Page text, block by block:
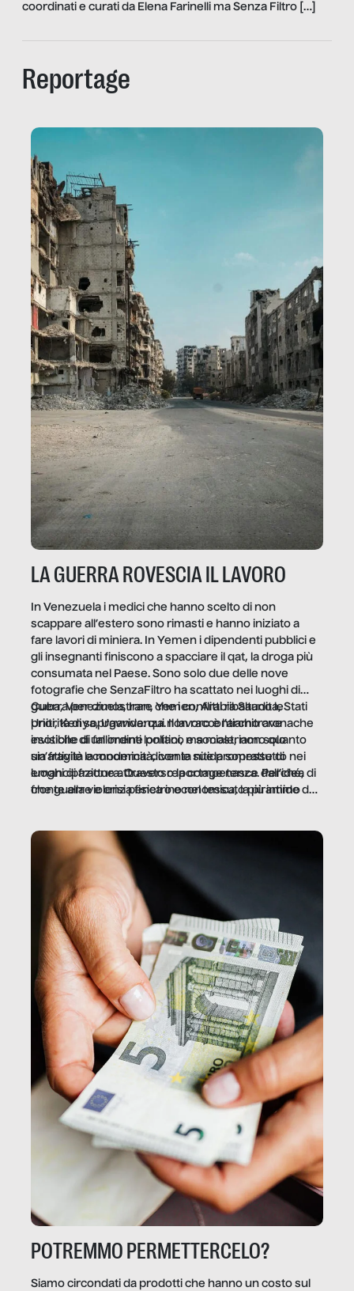
coordinati e curati da Elena Farinelli ma Senza Filtro […]
Reportage
LA GUERRA ROVESCIA IL LAVORO
In Venezuela i medici che hanno scelto di non
scappare all’estero sono rimasti e hanno iniziato a
fare lavori di miniera. In Yemen i dipendenti pubblici e
gli insegnanti finiscono a spacciare il qat, la droga più
consumata nel Paese. Sono solo due delle nove
fotografie che SenzaFiltro ha scattato nei luoghi di
guerra per dimostrare che i conflitti ribaltano le
priorità di sopravvivenza. Il lavoro è l’architrave
invisibile di un ordine politico e sociale, non solo
un’attività economica: diventa nitida soprattutto nei
luoghi di frattura. Questo reportage nasce dall’idea
che guerre e crisi penetrino nel tessuto più intimo
Cuba, Venezuela, Iran, Yemen, Arabia Saudita, Stati
Uniti, Kenya, Uganda: qui non raccontiamo cronache
esotiche di fallimenti lontani, ma mostriamo quanto
sia fragile la modernità, con le sue promesse di
emancipazione attraverso la competenza. Perché, di
fronte alla violenza fisica o economica, la piramide del
POTREMMO PERMETTERCELO?
Siamo circondati da prodotti che hanno un costo sul